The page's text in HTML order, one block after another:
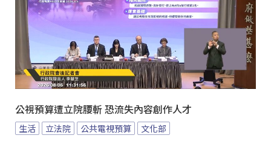
公視預算遭立院腰斬 恐流失內容創作人才
生活 立法院 公共電視預算 文化部